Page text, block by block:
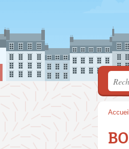
Accueil